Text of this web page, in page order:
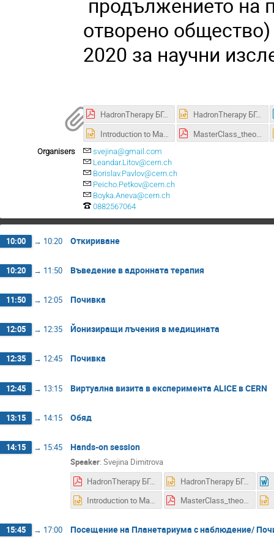
продължението на
отворено
2020 за научни
HadronTherapy БГ.pdf
HadronTherapy БГ.pptx
Organisers
svejina@gmail.com
Leandar.Litov@cern.ch
Borislav.Pavlov@cern.ch
Peicho.Petkov@cern.ch
Boyka.Aneva@cern.ch
0882567064
10:00 → 10:20 Откириване
10:20 → 11:50 Въведение в адронната терапия
11:50 → 12:05 Почивка
12:05 → 12:35 Йонизиращи лъчения в медицината
12:35 → 12:45 Почивка
12:45 → 13:15 Виртуална визита в експеримента ALICE в CERN
13:15 → 14:15 Обяд
14:15 → 15:45 Hands-on session
Speaker: Svejina Dimitrova
HadronTherapy БГ.pdf
HadronTherapy БГ.pptx
Introduction to MarRAD-simulations-BG.pptx
MasterClass_theory bulg.pdf
15:45 → 17:00 Посещение на Планетариума с наблюдение/